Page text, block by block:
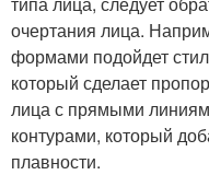
очертания лица.
формами подойдет
который сделает
лица с прямыми
контурами, который
плавности.